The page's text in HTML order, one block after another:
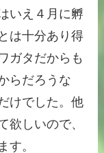
いえ４月に孵
は十分あり得
ガタだからも
らだろうな
けでした。他
欲しいので、
す。